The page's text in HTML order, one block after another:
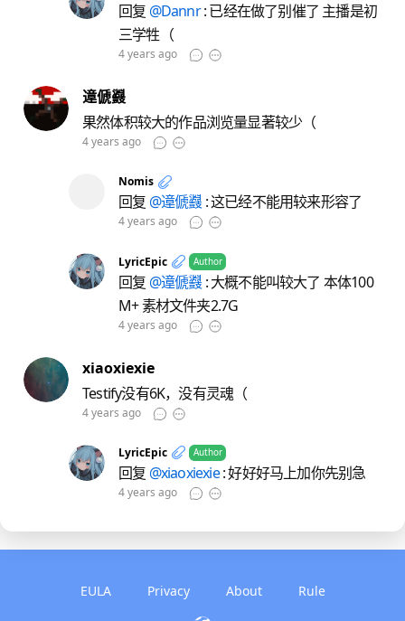
回复 @Dannr: 已经在做了别催了 主播是初
三学牲（
4 years ago
遧傂鼝
果然体积较大的作品浏览量显著较少（
4 years ago
Nomis
回复 @遧傂鼝: 这已经不能用较来形容了
4 years ago
LyricEpic Author
回复 @遧傂鼝 : 大概不能叫较大了 本体100
M+ 素材文件夹2.7G
4 years ago
xiaoxiexie
Testify没有6K，没有灵魂（
4 years ago
LyricEpic Author
回复 @xiaoxiexie: 好好好马上加你先别急
4 years ago
EULA Privacy About Rule